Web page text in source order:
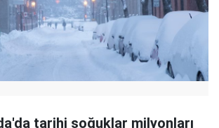
tarihi soğuklar milyonları